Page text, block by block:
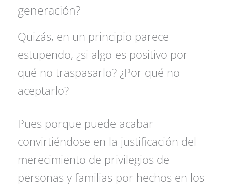
generación?
Quizás, en un principio parece
estupendo, ¿si algo es positivo por
qué no traspasarlo? ¿Por qué no
aceptarlo?
Pues porque puede acabar
convirtiéndose en la justificación del
merecimiento de privilegios de
personas y familias por hechos en los